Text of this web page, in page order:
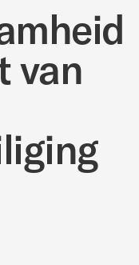
van